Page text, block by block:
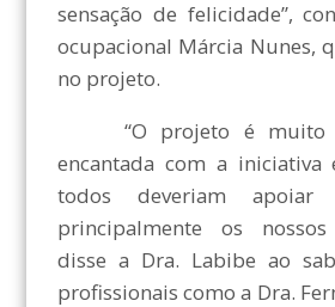
sensação de felicidade”,
ocupacional Márcia Nunes,
no projeto.
“O projeto é muito
encantada com a iniciativa
todos deveriam apoiar
principalmente os nossos
disse a Dra. Labibe ao
profissionais como a Dra.